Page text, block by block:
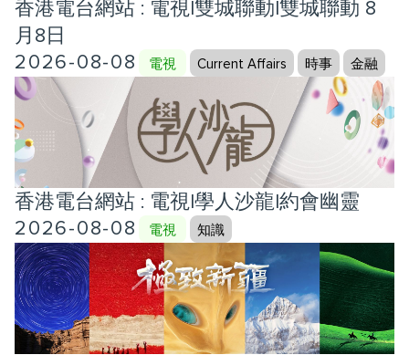
香港電台網站 : 電視|雙城聯動|雙城聯動 8
月8日
2026-08-08
電視 Current Affairs 時事 金融
香港電台網站 : 電視|學人沙龍|約會幽靈
2026-08-08
電視 知識